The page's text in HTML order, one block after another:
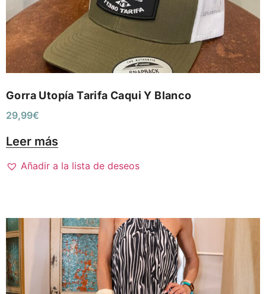
Gorra Utopía Tarifa Caqui Y Blanco
29,99€
Leer más
Añadir a la lista de deseos